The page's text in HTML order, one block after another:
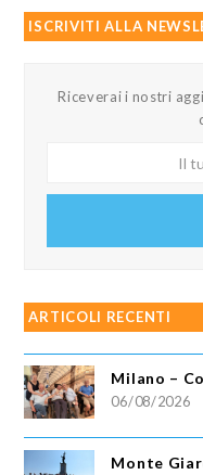
ISCRIVITI ALLA
Riceverai i nostri
ARTICOLI RECENTI
Milano –
06/08/2026
Monte